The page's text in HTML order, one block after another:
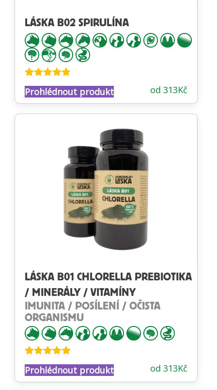
LÁSKA B02 SPIRULÍNA
Hodnocení
4.77z 5 od 313Kč
Prohlédnout produkt
LÁSKA B01 CHLORELLA PREBIOTIKA
/ MINERÁLY / VITAMÍNY
IMUNITA / POSÍLENÍ / OČISTA
ORGANISMU
Hodnocení
4.88z 5 od 313Kč
Prohlédnout produkt